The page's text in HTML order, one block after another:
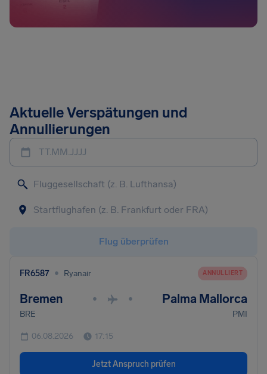
Aktuelle Verspätungen und
Annullierungen
TT.MM.JJJJ
Flug überprüfen
FR6587 • Ryanair ANNULLIERT
Bremen • • Palma Mallorca
BRE PMI
06.08.2026 17:15
Jetzt Anspruch prüfen